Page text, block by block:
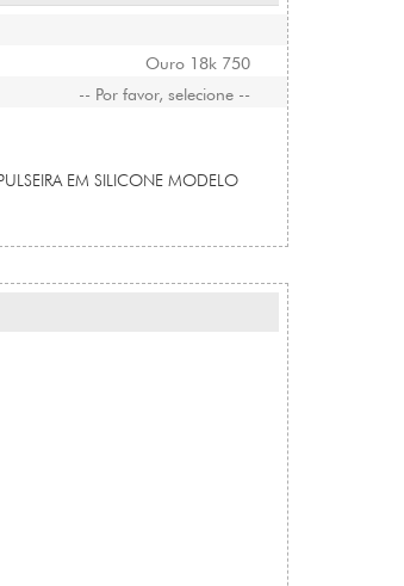
Ouro 18k 750
-- Por favor, selecione --
EM SILICONE MODELO